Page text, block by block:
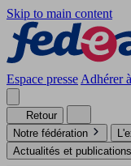
Skip to main content
Espace presse Adhérer
Retour
Notre fédération
Actualités et publications